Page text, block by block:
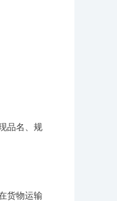
品名、规
货物运输